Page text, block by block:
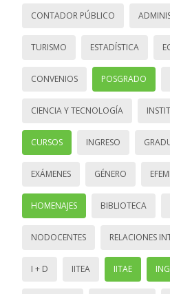
CONTADOR PÚBLICO
TURISMO ESTADÍSTICA
CONVENIOS POSGRADO
CIENCIA Y TECNOLOGÍA
CURSOS INGRESO
EXÁMENES GÉNERO
HOMENAJES BIBLIOTECA
NODOCENTES RELACIONES
I + D IITEA IITAE